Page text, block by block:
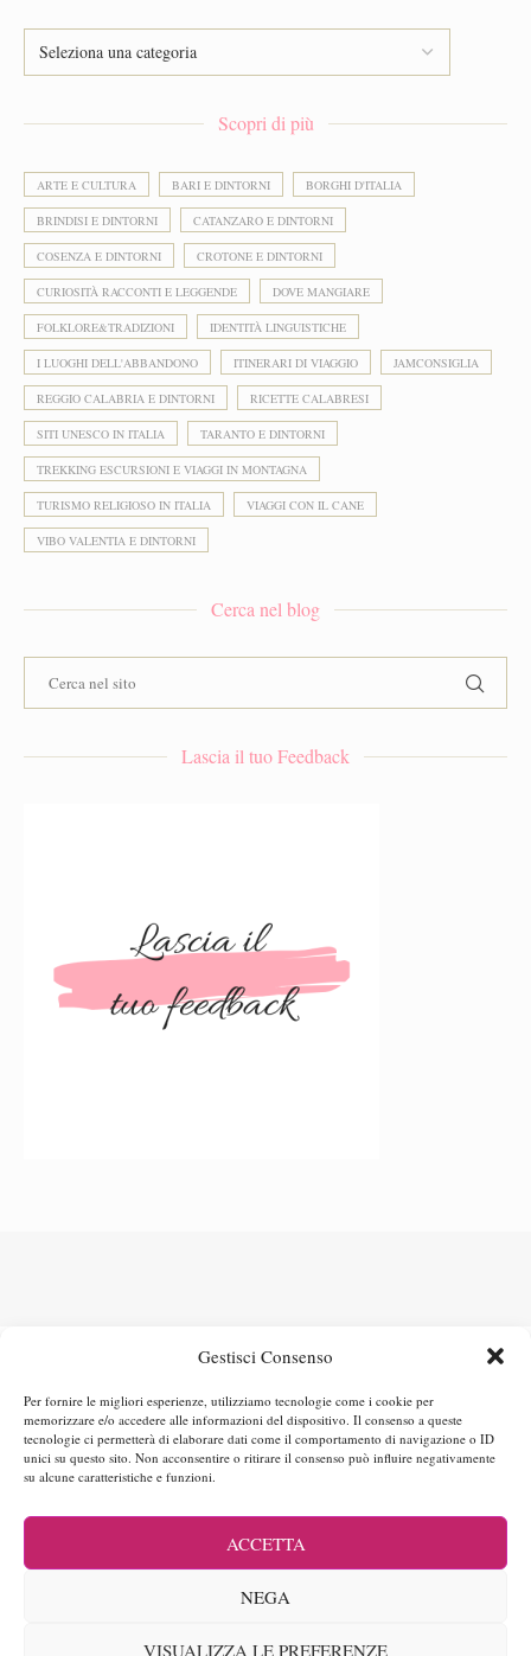
Gestisci Consenso
Per fornire le migliori esperienze, utilizziamo tecnologie come i cookie per
memorizzare e/o accedere alle informazioni del dispositivo. Il consenso a queste
tecnologie ci permetterà di elaborare dati come il comportamento di navigazione o ID
unici su questo sito. Non acconsentire o ritirare il consenso può influire negativamente
su alcune caratteristiche e funzioni.
ACCETTA
NEGA
VISUALIZZA LE PREFERENZE
Scopri di più
ARTE E CULTURA BARI E DINTORNI BORGHI D'ITALIA
BRINDISI E DINTORNI CATANZARO E DINTORNI
COSENZA E DINTORNI CROTONE E DINTORNI
CURIOSITÀ RACCONTI E LEGGENDE DOVE MANGIARE
FOLKLORE&TRADIZIONI IDENTITÀ LINGUISTICHE
I LUOGHI DELL'ABBANDONO ITINERARI DI VIAGGIO JAMCONSIGLIA
REGGIO CALABRIA E DINTORNI RICETTE CALABRESI
SITI UNESCO IN ITALIA TARANTO E DINTORNI
TREKKING ESCURSIONI E VIAGGI IN MONTAGNA
TURISMO RELIGIOSO IN ITALIA VIAGGI CON IL CANE
VIBO VALENTIA E DINTORNI
Cerca nel blog
Lascia il tuo Feedback
Maria Rita – scopri chi sono Cos’è Jamaluca?
Collaborazioni
Contatti – collabora con me
Iscriviti alla Newsletter!
Cookie Policy
Cookie Policy (UE)
@2016-2026 - Jamaluca. Tutti i contenuti sono riservati. E' vietata la
All'interno dei post potrebbero essere presenti
sostenere costi aggiuntivi. Grazie.